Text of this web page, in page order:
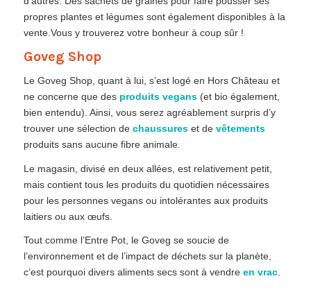
propres plantes et légumes sont également disponibles à la
vente.Vous y trouverez votre bonheur à coup sûr !
Goveg Shop
Le Goveg Shop, quant à lui, s’est logé en Hors Château et
ne concerne que des produits vegans(et bio également,
bien entendu). Ainsi, vous serez agréablement surpris d’y
trouver une sélection de chaussureset de vêtements
produits sans aucune fibre animale.
Le magasin, divisé en deux allées, est relativement petit,
mais contient tous les produits du quotidien nécessaires
pour les personnes vegans ou intolérantes aux produits
laitiers ou aux œufs.
Tout comme l’Entre Pot, le Goveg se soucie de
l’environnement et de l’impact de déchets sur la planète,
c’est pourquoi divers aliments secs sont à vendre en vrac.